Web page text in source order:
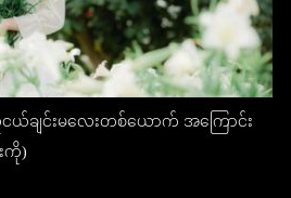
ချင်းမလေးတစ်ယောက် အကြောင်း
ကို)